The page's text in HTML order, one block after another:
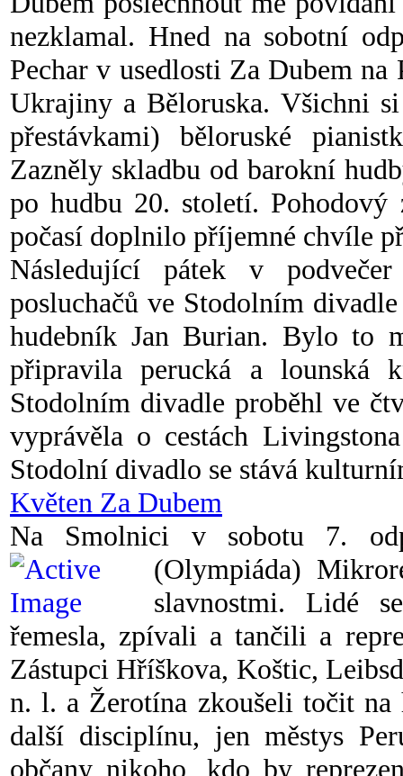
nezklamal. Hned na sobotní
Pechar v usedlosti Za Dubem
Ukrajiny a Běloruska. Všichni
přestávkami) běloruské
Zazněly skladbu od barokní
po hudbu 20. století.
počasí doplnilo příjemné chvíle
Následující pátek v
posluchačů ve Stodolním
hudebník Jan Burian. Bylo to
připravila perucká a lounská
Stodolním divadle proběhl ve
vyprávěla o cestách
Stodolní divadlo se stává
Květen Za Dubem
Na Smolnici v sobotu 7.
(Olympiáda)
slavnostmi. Lidé
řemesla, zpívali a tančili a
Zástupci Hříškova, Koštic,
n. l. a Žerotína zkoušeli točit
další disciplínu, jen městys
občany nikoho, kdo by